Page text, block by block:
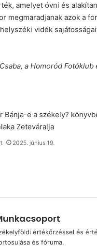
amelyet óvni és
megmaradjanak azok a
vidék
a Homoród
Bánja-e a székely?
Zeteváralja
2025. június 19.
értékőrzéssel és
és fóruma.